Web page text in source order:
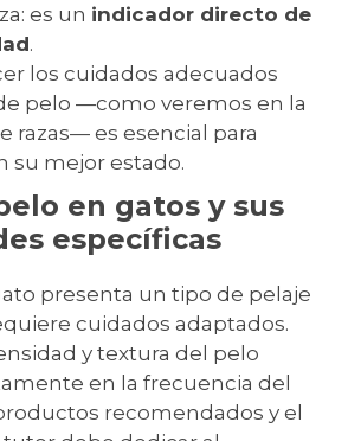
es un indicador directo de
.
los cuidados adecuados
pelo —como veremos en la
razas— es esencial para
su mejor estado.
en gatos y sus
específicas
presenta un tipo de pelaje
cuidados adaptados.
y textura del pelo
en la frecuencia del
recomendados y el